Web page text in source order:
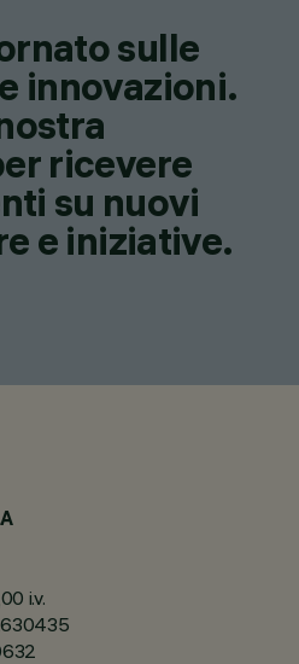
sulle
innovazioni.
ricevere
su nuovi
e iniziative.
i.v.